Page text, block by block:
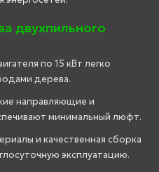
двухпильного
по 15 кВт легко
дерева.
направляющие и
минимальный люфт.
и качественная сборка
эксплуатацию.